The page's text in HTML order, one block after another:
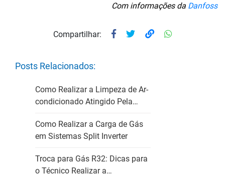
Com informações da Danfoss
Compartilhar:
Posts Relacionados:
Como Realizar a Limpeza de Ar-
condicionado Atingido Pela…
Como Realizar a Carga de Gás
em Sistemas Split Inverter
Troca para Gás R32: Dicas para
o Técnico Realizar a…